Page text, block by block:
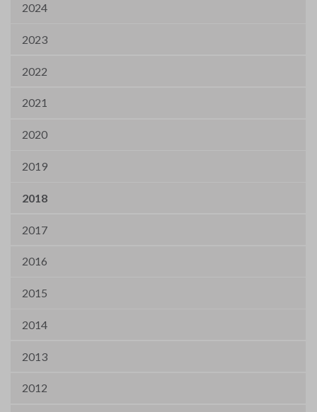
2024
2023
2022
2021
2020
2019
2018
2017
2016
2015
2014
2013
2012